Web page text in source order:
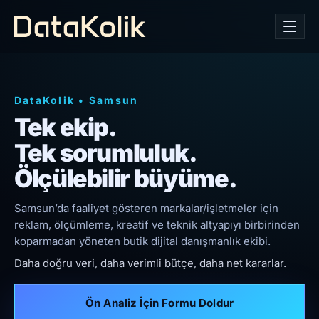
DataKolik • Samsun
Tek ekip.
Tek sorumluluk.
Ölçülebilir büyüme.
Samsun’da faaliyet gösteren markalar/işletmeler için
reklam, ölçümleme, kreatif ve teknik altyapıyı birbirinden
koparmadan yöneten butik dijital danışmanlık ekibi.
Daha doğru veri, daha verimli bütçe, daha net kararlar.
Ön Analiz İçin Formu Doldur